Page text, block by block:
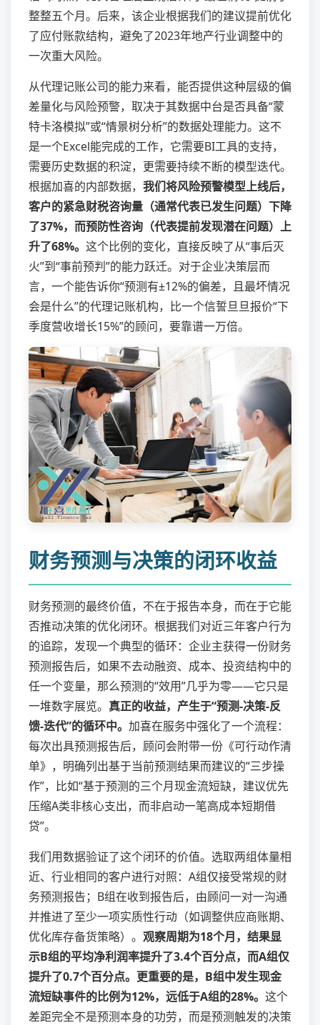
整整五个月。后来，该企业根据我们的建议提前优化
了应付账款结构，避免了2023年地产行业调整中的
一次重大风险。
从代理记账公司的能力来看，能否提供这种层级的偏
差量化与风险预警，取决于其数据中台是否具备“蒙
特卡洛模拟”或“情景树分析”的数据处理能力。这不
是一个Excel能完成的工作，它需要BI工具的支持，
需要历史数据的积淀，更需要持续不断的模型迭代。
根据加喜的内部数据， 我们将风险预警模型上线后，
客户的紧急财税咨询量（通常代表已发生问题）下降
了37%，而预防性咨询（代表提前发现潜在问题）上
升了68%。 这个比例的变化，直接反映了从“事后灭
火”到“事前预判”的能力跃迁。对于企业决策层而
言，一个能告诉你“预测有±12%的偏差，且最坏情况
会是什么”的代理记账机构，比一个信誓旦旦报价“下
季度营收增长15%”的顾问，要靠谱一万倍。
财务预测与决策的闭环收益
财务预测的最终价值，不在于报告本身，而在于它能
否推动决策的优化闭环。根据我们对近三年客户行为
的追踪，发现一个典型的循环：企业主获得一份财务
预测报告后，如果不去动融资、成本、投资结构中的
任一个变量，那么预测的“效用”几乎为零——它只是
一堆数字展览。 真正的收益，产生于“预测-决策-反
馈-迭代”的循环中。 加喜在服务中强化了一个流程：
每次出具预测报告后，顾问会附带一份《可行动作清
单》，明确列出基于当前预测结果而建议的“三步操
作”，比如“基于预测的三个月现金流短缺，建议优先
压缩A类非核心支出，而非启动一笔高成本短期借
贷”。
我们用数据验证了这个闭环的价值。选取两组体量相
近、行业相同的客户进行对照：A组仅接受常规的财
务预测报告；B组在收到报告后，由顾问一对一沟通
并推进了至少一项实质性行动（如调整供应商账期、
优化库存备货策略）。 观察周期为18个月，结果显
示B组的平均净利润率提升了3.4个百分点，而A组仅
提升了0.7个百分点。更重要的是，B组中发生现金
流短缺事件的比例为12%，远低于A组的28%。 这个
差距完全不是预测本身的功劳，而是预测触发的决策